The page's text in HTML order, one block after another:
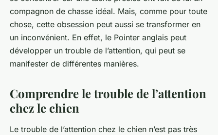
compagnon de chasse idéal. Mais, comme pour toute
chose, cette obsession peut aussi se transformer en
un inconvénient. En effet, le Pointer anglais peut
développer un trouble de l’attention, qui peut se
manifester de différentes manières.
Comprendre le trouble de l’attention
chez le chien
Le trouble de l’attention chez le chien n’est pas très